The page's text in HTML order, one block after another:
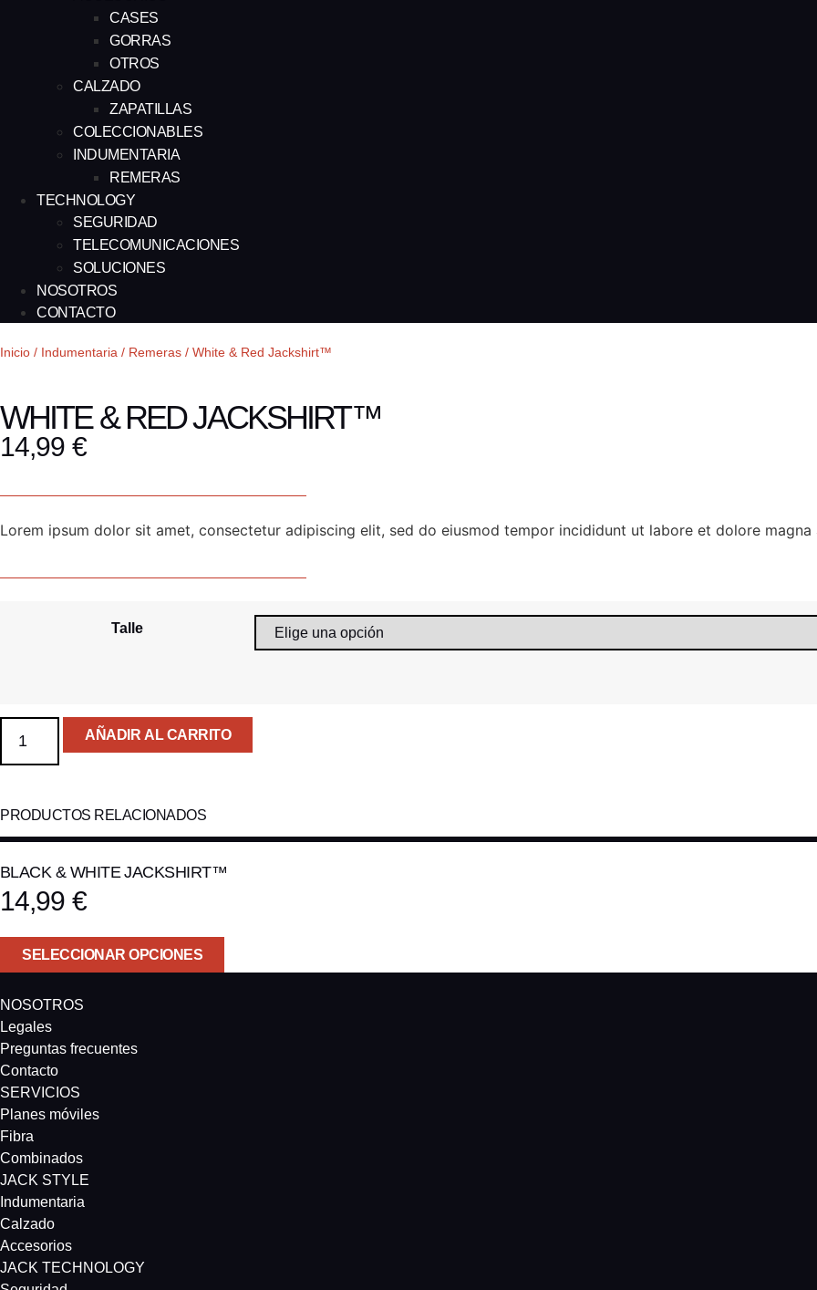
CASES
GORRAS
OTROS
CALZADO
ZAPATILLAS
COLECCIONABLES
INDUMENTARIA
REMERAS
TECHNOLOGY
SEGURIDAD
TELECOMUNICACIONES
SOLUCIONES
NOSOTROS
CONTACTO
Inicio / Indumentaria / Remeras / White & Red Jackshirt™
WHITE & RED JACKSHIRT™
14,99 €
Lorem ipsum dolor sit amet, consectetur adipiscing elit, sed do eiusmod tempor incididunt ut labore et dolore magna
Talle
White
Jackshirt™
AÑADIR AL CARRITO
PRODUCTOS RELACIONADOS
BLACK & WHITE JACKSHIRT™
14,99 €
SELECCIONAR OPCIONES
NOSOTROS
Legales
Preguntas frecuentes
Contacto
SERVICIOS
Planes móviles
Fibra
Combinados
JACK STYLE
Indumentaria
Calzado
Accesorios
JACK TECHNOLOGY